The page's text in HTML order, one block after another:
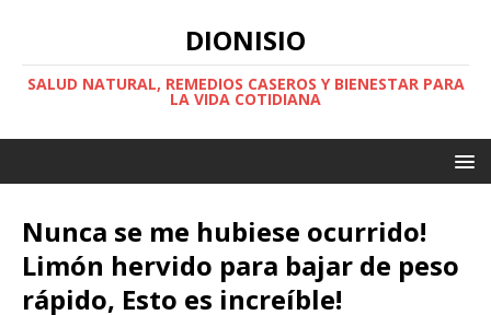
DIONISIO
SALUD NATURAL, REMEDIOS CASEROS Y BIENESTAR PARA
LA VIDA COTIDIANA
Nunca se me hubiese ocurrido!
Limón hervido para bajar de peso
rápido, Esto es increíble!